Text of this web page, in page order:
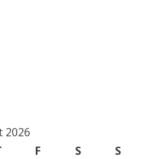
2026
F S
S